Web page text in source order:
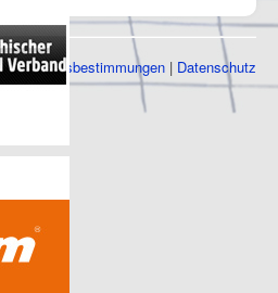
|Nutzungsbestimmungen